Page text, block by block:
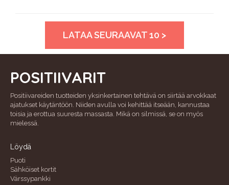
LATAA SEURAAVAT 10 >
POSITIIVARIT
Positiivareiden tuotteiden yksinkertainen tehtävä on siirtää arvokkaat
ajatukset käytäntöön. Niiden avulla voi kehittää itseään, kannustaa
toisia ja erottua suuresta massasta. Mikä on silmissä, se on myös
mielessä.
Löydä
Puoti
Sähköiset kortit
Värssypankki